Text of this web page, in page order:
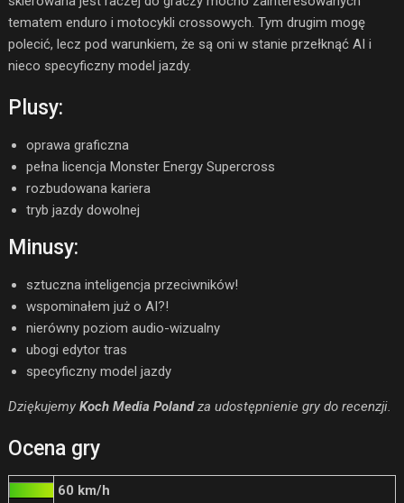
tematem enduro i motocykli crossowych. Tym drugim mogę
polecić, lecz pod warunkiem, że są oni w stanie przełknąć AI i
nieco specyficzny model jazdy.
Plusy:
oprawa graficzna
pełna licencja Monster Energy Supercross
rozbudowana kariera
tryb jazdy dowolnej
Minusy:
sztuczna inteligencja przeciwników!
wspominałem już o AI?!
nierówny poziom audio-wizualny
ubogi edytor tras
specyficzny model jazdy
Dziękujemy Koch Media Polandza udostępnienie gry do recenzji.
Ocena gry
60 km/h